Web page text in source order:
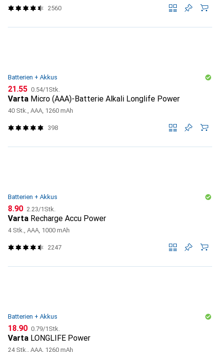
2560
Batterien + Akkus
CHF
21.55 CHF
0.54/1Stk.
Varta Micro (AAA)-Batterie Alkali Longlife Power
40 Stk., AAA, 1260 mAh
398
Batterien + Akkus
CHF
8.90 CHF
2.23/1Stk.
Varta Recharge Accu Power
4 Stk., AAA, 1000 mAh
2247
Batterien + Akkus
CHF
18.90 CHF
0.79/1Stk.
Varta LONGLIFE Power
24 Stk., AAA, 1260 mAh